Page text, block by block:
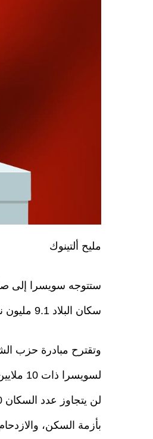
مليح ألتينوك
ستتوجه سويسرا إلى
سكان البلاد 9.1 مليون نسمة واقترب من حاجز 10 ملايين.
وتقترح مبادرة حزب
بأزمة السكن،